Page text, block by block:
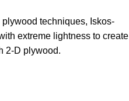
techniques, Iskos-
extreme lightness to create
2-D plywood.